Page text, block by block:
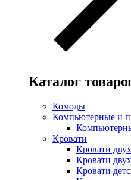
Каталог
Комоды
Компьютерные и
Кровати
Кровати
Кровати
Кровати